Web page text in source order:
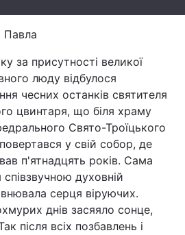
Павла
за присутності великої
люду відбулося
чесних останків святителя
цвинтаря, що біля храму
Свято-Троїцького
у свій собор, де
п'ятнадцять років. Сама
духовній
серця віруючих.
днів засяяло сонце,
після всіх позбавлень і